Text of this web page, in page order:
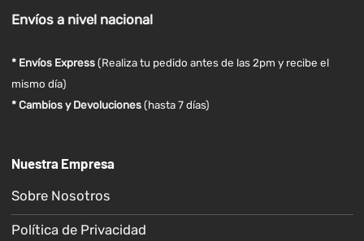
Envíosa nivel nacional
* Envíos Express(Realiza tu pedido antes de las 2pm y recibe el
mismo día)
* Cambios y Devoluciones (hasta 7 días)
Nuestra Empresa
Sobre Nosotros
Política de Privacidad